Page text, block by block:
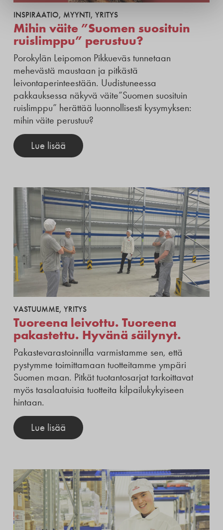
INSPIRAATIO, MYYNTI, YRITYS
Mihin väite ”Suomen suosituin
ruislimppu” perustuu?
Porokylän Leipomon Pikkueväs tunnetaan
mehevästä maustaan ja pitkästä
leivontaperinteestään. Uudistuneessa
pakkauksessa näkyvä väite”Suomen suosituin
ruislimppu” herättää luonnollisesti kysymyksen:
mihin väite perustuu?
Lue lisää
VASTUUMME, YRITYS
Tuoreena leivottu. Tuoreena
pakastettu. Hyvänä säilynyt.
Pakastevarastoinnilla varmistamme sen, että
pystymme toimittamaan tuotteitamme ympäri
Suomen maan. Pitkät tuotantosarjat tarkoittavat
myös tasalaatuisia tuotteita kilpailukykyiseen
hintaan.
Lue lisää